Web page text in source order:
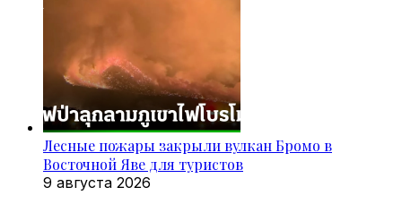
Лесные пожары закрыли вулкан Бромо в
Восточной Яве для туристов
9 августа 2026